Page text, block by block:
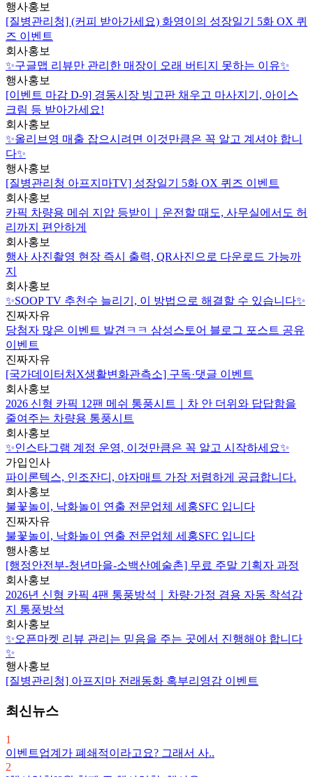
행사홍보
[질병관리청] (커피 받아가세요) 화영이의 성장일기 5화 OX 퀴
즈 이벤트
회사홍보
✨구글맵 리뷰만 관리한 매장이 오래 버티지 못하는 이유✨
행사홍보
[이벤트 마감 D-9] 경동시장 빙고판 채우고 마사지기, 아이스
크림 등 받아가세요!
회사홍보
✨올리브영 매출 잡으시려면 이것만큼은 꼭 알고 계셔야 합니
다✨
행사홍보
[질병관리청 아프지마TV] 성장일기 5화 OX 퀴즈 이벤트
회사홍보
카픽 차량용 메쉬 지압 등받이｜운전할 때도, 사무실에서도 허
리까지 편안하게
회사홍보
행사 사진촬영 현장 즉시 출력, QR사진으로 다운로드 가능까
지
회사홍보
✨SOOP TV 추천수 늘리기, 이 방법으로 해결할 수 있습니다✨
진짜자유
당첨자 많은 이벤트 발견ㅋㅋ 삼성스토어 블로그 포스트 공유
이벤트
진짜자유
[국가데이터처X생활변화관측소] 구독·댓글 이벤트
회사홍보
2026 신형 카픽 12팬 메쉬 통풍시트｜차 안 더위와 답답함을
줄여주는 차량용 통풍시트
회사홍보
✨인스타그램 계정 운영, 이것만큼은 꼭 알고 시작하세요✨
가입인사
파이론텍스, 인조잔디, 야자매트 가장 저렴하게 공급합니다.
회사홍보
불꽃놀이, 낙화놀이 연출 전문업체 세홍SFC 입니다
진짜자유
불꽃놀이, 낙화놀이 연출 전문업체 세홍SFC 입니다
행사홍보
[행정안전부-청년마을-소백산예술촌] 무료 주말 기획자 과정
회사홍보
2026년 신형 카픽 4팬 통풍방석｜차량·가정 겸용 자동 착석감
지 통풍방석
회사홍보
✨오픈마켓 리뷰 관리는 믿음을 주는 곳에서 진행해야 합니다
✨
행사홍보
[질병관리청] 아프지마 전래동화 혹부리영감 이벤트
최신뉴스
1
이벤트업계가 폐쇄적이라고요? 그래서 사..
2